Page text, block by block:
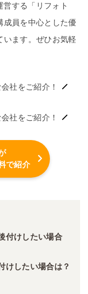
する「リフォト
成員を中心とした優
います。ぜひお気軽
社をご紹介！
社をご紹介！
で紹介
付けしたい場合
けしたい場合は？